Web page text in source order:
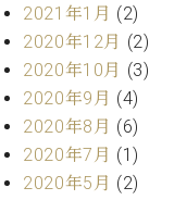
W.
ホ
フ
マ
ン
ト
ラ
デ
技
術
業
セ
ン
タ
ー
2021年1月 (2)
2020年12月 (2)
2020年10月 (3)
2020年9月 (4)
2020年8月 (6)
2020年7月 (1)
2020年5月 (2)